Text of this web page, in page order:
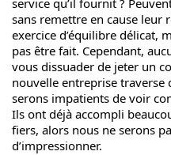
service qu’il fournit ?
sans remettre en cause leur
exercice d’équilibre délicat,
pas être fait. Cependant,
vous dissuader de jeter un
nouvelle entreprise traverse
serons impatients de voir
Ils ont déjà accompli
fiers, alors nous ne serons
d’impressionner.